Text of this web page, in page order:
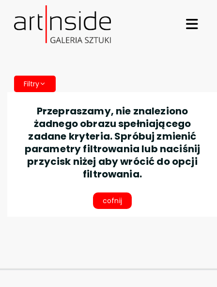
Filtry
Przepraszamy, nie znaleziono
żadnego obrazu spełniającego
zadane kryteria. Spróbuj zmienić
parametry filtrowania lub naciśnij
przycisk niżej aby wrócić do opcji
filtrowania.
cofnij